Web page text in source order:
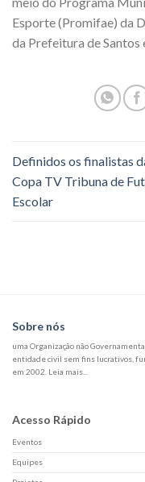
Esporte (Promifae) da
da Prefeitura de Santos
Definidos os finalistas
Copa TV Tribuna de
Escolar
Sobre nós
uma Organização não
entidade civil sem fins lucrativos,
em 2002. Leia mais...
Acesso Rápido
Eventos
Equipes